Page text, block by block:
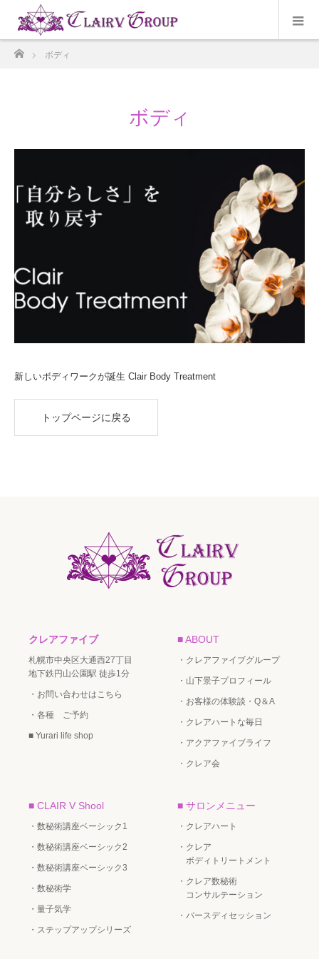
ボディ
ボディ
新しいボディワークが誕生 Clair Body Treatment
トップページに戻る
クレアファイブ
札幌市中央区大通西27丁目
地下鉄円山公園駅 徒歩1分
・お問い合わせはこちら
・各種 ご予約
■ Yurari life shop
■ ABOUT
・クレアファイブグループ
・山下景子プロフィール
・お客様の体験談・Q＆A
・クレアハートな毎日
・アクアファイブライフ
・クレア会
■ CLAIR V Shool
・数秘術講座ベーシック1
・数秘術講座ベーシック2
・数秘術講座ベーシック3
・数秘術学
・量子気学
・ステップアップシリーズ
■ サロンメニュー
・クレアハート
・クレア
ボディトリートメント
・クレア数秘術
コンサルテーション
・バースディセッション